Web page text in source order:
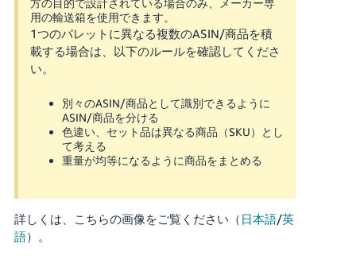
方の目的で設計されている場合のみ、メーカー専
用の輸送箱を使用できます。
1つのパレットに異なる複数のASIN/商品を積
載する場合は、以下のルールを確認してくださ
い。
別々のASIN/商品として識別できるように
ASIN/商品を分ける
色違い、セット品は異なる商品（SKU）とし
て考える
重量が均等になるように商品をまとめる
詳しくは、こちらの画像をご覧ください（ 日本語/英
語）。